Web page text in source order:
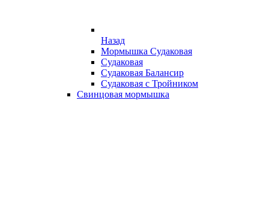
Назад
Мормышка Судаковая
Судаковая
Судаковая Балансир
Судаковая с Тройником
Свинцовая мормышка